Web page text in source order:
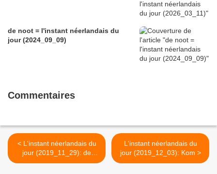
de noot = l'instant néerlandais du
jour (2024_09_09)
Commentaires
< L'instant néerlandais du
jour (2019_11_29): de
Stomme van Portici
L'instant néerlandais du
jour (2019_12_03): Kom >